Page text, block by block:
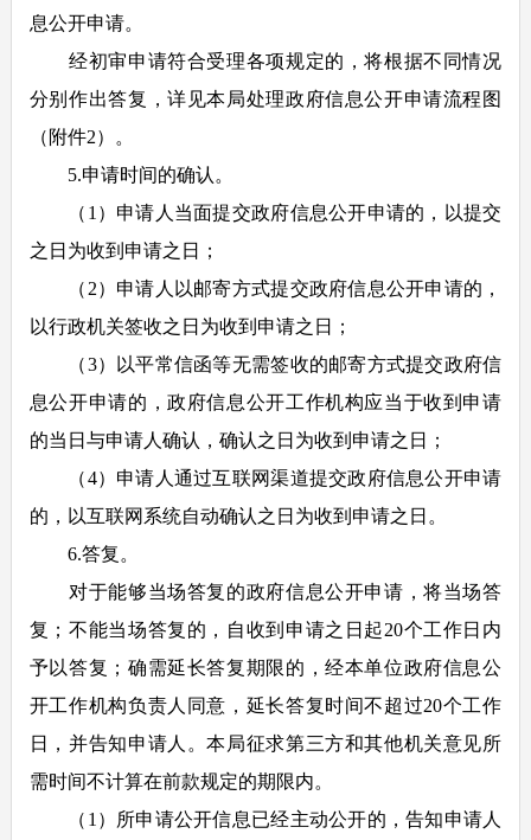
息公开申请。
经初审申请符合受理各项规定的，将根据不同情况
分别作出答复，详见本局处理政府信息公开申请流程图
（附件2）。
5.申请时间的确认。
（1）申请人当面提交政府信息公开申请的，以提交
之日为收到申请之日；
（2）申请人以邮寄方式提交政府信息公开申请的，
以行政机关签收之日为收到申请之日；
（3）以平常信函等无需签收的邮寄方式提交政府信
息公开申请的，政府信息公开工作机构应当于收到申请
的当日与申请人确认，确认之日为收到申请之日；
（4）申请人通过互联网渠道提交政府信息公开申请
的，以互联网系统自动确认之日为收到申请之日。
6.答复。
对于能够当场答复的政府信息公开申请，将当场答
复；不能当场答复的，自收到申请之日起20个工作日内
予以答复；确需延长答复期限的，经本单位政府信息公
开工作机构负责人同意，延长答复时间不超过20个工作
日，并告知申请人。本局征求第三方和其他机关意见所
需时间不计算在前款规定的期限内。
（1）所申请公开信息已经主动公开的，告知申请人